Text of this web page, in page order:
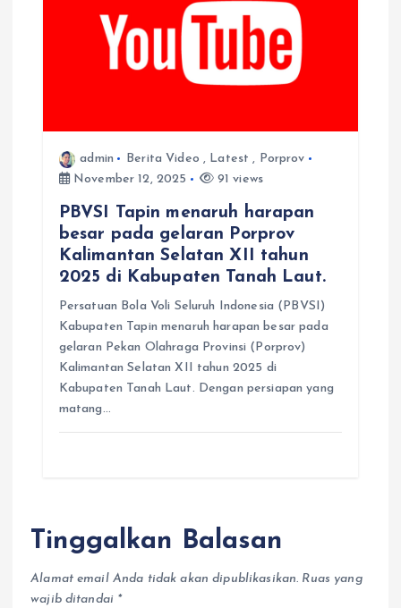
admin Berita Video , Latest , Porprov
November 12, 2025
91 views
PBVSI Tapin menaruh harapan
besar pada gelaran Porprov
Kalimantan Selatan XII tahun
2025 di Kabupaten Tanah Laut.
Persatuan Bola Voli Seluruh Indonesia (PBVSI)
Kabupaten Tapin menaruh harapan besar pada
gelaran Pekan Olahraga Provinsi (Porprov)
Kalimantan Selatan XII tahun 2025 di
Kabupaten Tanah Laut. Dengan persiapan yang
matang…
Tinggalkan Balasan
Alamat email Anda tidak akan dipublikasikan. Ruas yang
wajib ditandai *